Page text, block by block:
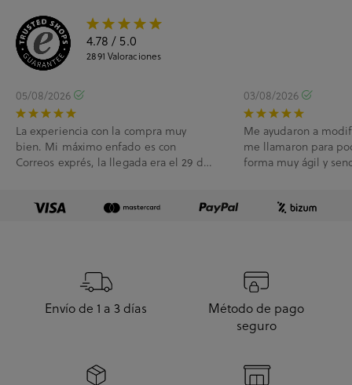
4.78 / 5.0
2891 Valoraciones
05/08/2026
La experiencia con la compra muy
bien. Mi máximo enfado es con
Correos exprés, la llegada era el 29 de
03/08/2026
Me ayudaron a
me llamaron para
forma muy ágil y
Envío de 1 a 3 días
Método de pago
seguro